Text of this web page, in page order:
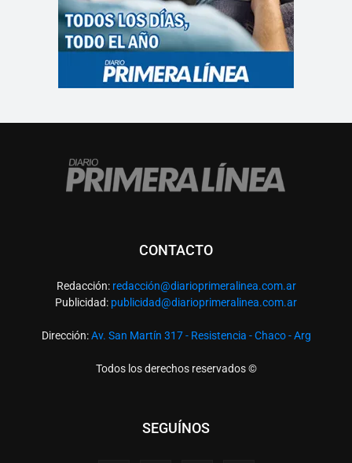
CONTACTO
Redacción: redacción@diarioprimeralinea.com.ar
Publicidad: publicidad@diarioprimeralinea.com.ar
Dirección:Av. San Martín 317 - Resistencia - Chaco - Arg
Todos los derechos reservados ©
SEGUÍNOS